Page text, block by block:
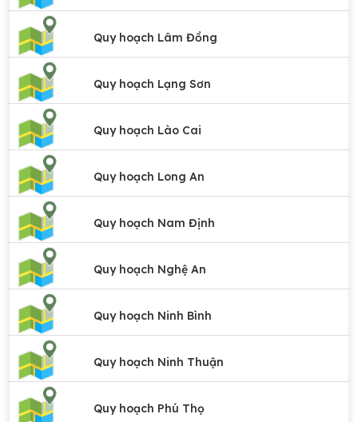
Quy hoạch Lâm Đồng
Quy hoạch Lạng Sơn
Quy hoạch Lào Cai
Quy hoạch Long An
Quy hoạch Nam Định
Quy hoạch Nghệ An
Quy hoạch Ninh Bình
Quy hoạch Ninh Thuận
Quy hoạch Phú Thọ